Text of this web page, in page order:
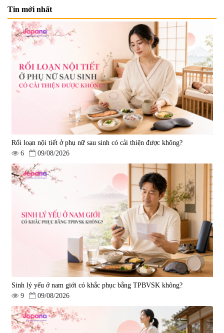
Viên uống bổ não Ribeto Shoji
Ichoha Ekisu Plus - 90 viên
57.920
1.450.000 đ
Viên nang uống cải thiện thị lực,
trí nhớ DHA + EPA + Flaxseed
Oil 30 viên/gói - Date 02/2027
|52.346
225.000 đ
Tẩy tế bào chết Nichiei Bussan
Nano NMN+ Peeling Gel
1.490.000 đ
Viên uống hỗ trợ bền thành
mạch, ngừa tai biến Elastin Plus
& Nattokinase Hokoen 80 viên
|0
980.000 đ
Viên uống bổ gan Ribeto Shoji
Hepaclean 60 viên
Viên uống hỗ trợ cải thiện thoát
vị đĩa đệm Kyoto Has 30 viên
Tin mới nhất
Rối loạn nội tiết ở phụ nữ sau sinh có cải thiện được không?
6
09/08/2026
Sinh lý yếu ở nam giới có khắc phục bằng TPBVSK không?
9
09/08/2026